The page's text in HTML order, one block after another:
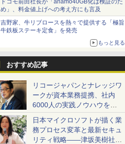
ドコモ前田社長が「ahamo40GB化は検証のた
め」、料金値上げへの考え方にも言及
吉野家、牛リブロースを熱々で提供する「極旨
牛鉄板ステーキ定食」を発売
もっと見る
おすすめ記事
リコージャパンとナレッジワ
ークが資本業務提携、社内
6000人の実践ノウハウを生
かした「AI商談記録 for
RICOH」を展開へ
日本マイクロソフトが描く業
務プロセス変革と最新セキュ
リティ戦略――津坂美樹社長